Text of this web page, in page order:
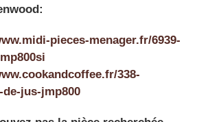
pieces-menager.fr/6939-
338-
jus-jmp800